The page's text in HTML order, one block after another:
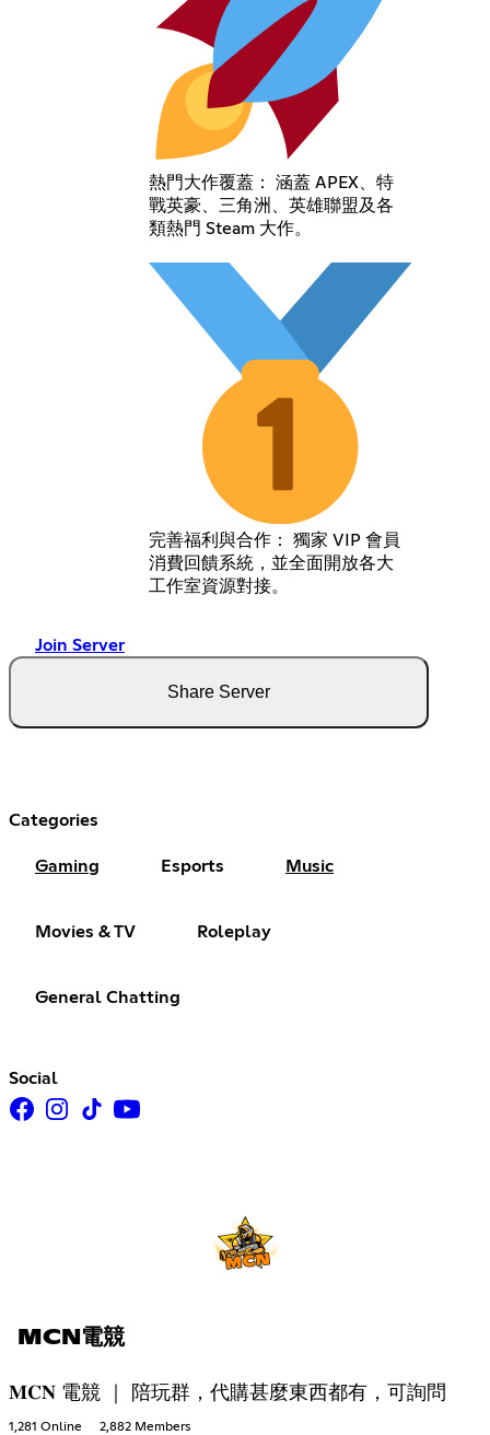
熱門大作覆蓋： 涵蓋 APEX、特
戰英豪、三角洲、英雄聯盟及各
類熱門 Steam 大作。
完善福利與合作： 獨家 VIP 會員
消費回饋系統，並全面開放各大
工作室資源對接。
Join Server
Share Server
Categories
Gaming Esports Music
Movies & TV Roleplay
General Chatting
Social
MCN電競
𝐌𝐂𝐍 電競 ｜ 陪玩群，代購甚麼東西都有，可詢問
1,281 Online 2,882 Members